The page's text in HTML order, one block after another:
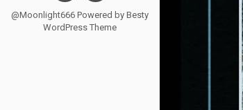
@Moonlight666 Powered by Besty
WordPress Theme